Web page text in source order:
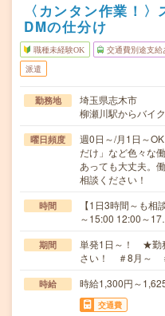
〈カンタン作業！
DMの仕分け
職種未経験OK 交通費別途支給
派遣
勤務地
埼玉県志木市
柳瀬川駅からバイ
曜日頻度
週0日～/月1日～
だけ」など色々な
あっても大丈夫。
相談ください！
時間
【1日3時間～も
～15:00 12:00～
期間
単発1日～！ ★勤
さい！ ＃8月～
時給 時給1,300円～
交通費